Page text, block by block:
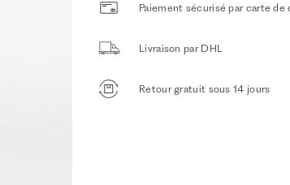
Paiement sécurisé par carte de
Livraison par DHL
Retour gratuit sous 14 jours